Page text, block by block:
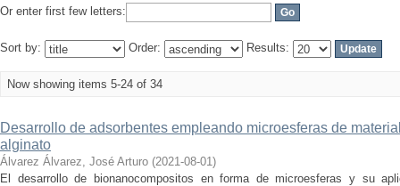
Or enter first few letters:
Sort by: Order: Results:
Now showing items 5-24 of 34
Desarrollo de adsorbentes empleando microesferas de
alginato
Álvarez Álvarez, José Arturo (2021-08-01)
El desarrollo de bionanocompositos en forma de microesferas y su